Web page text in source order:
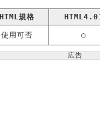
HTML規格
使用可否 ○
広告